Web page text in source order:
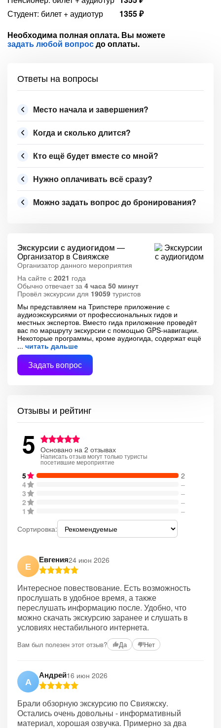
Студент: билет + аудиотур
1355 ₽
Необходима полная оплата. Вы можете
задать любой вопросдо оплаты.
Ответы на вопросы
Место начала и завершения?
Когда и сколько длится?
Кто ещё будет вместе со мной?
Нужно оплачивать всё сразу?
Можно задать вопрос до бронирования?
Экскурсии с аудиогидом —
Организатор в Свияжске
Организатор данного мероприятия
На сайте с 2021 года
Обычно отвечает за 4 часа 50 минут
Провёл экскурсии для 19059 туристов
Мы представляем на Трипстере приложение с
аудиоэкскурсиями от профессиональных гидов и
местных экспертов. Вместо гида приложение проведёт
вас по маршруту экскурсии с помощью GPS-навигации.
Некоторые программы, кроме аудиогида, содержат ещё
читать дальше
Задать вопрос
Отзывы и рейтинг
5 Основано на 2 отзывах
Написать отзыв могут только туристы
посетившие мероприятие
5
2
4
–
3
–
2
–
1
–
Сортировка:
Е
Евгения24 июн 2026
Интересное повествование. Есть возможность
прослушать в удобное время, а также
переслушать информацию после. Удобно, что
можно скачать экскурсию заранее и слушать в
условиях нестабильного интернета.
Вам был полезен этот отзыв? Да Нет
А
Андрей16 июн 2026
Брали обзорную экскурсию по Свияжску.
Остались очень довольны - информативный
материал, хорошая озвучка. Примерно за два